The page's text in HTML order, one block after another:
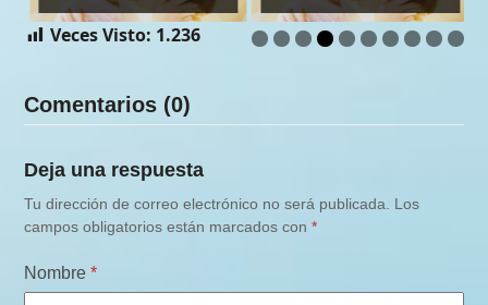
Veces Visto: 1.236
Comentarios (0)
Deja una respuesta
Tu dirección de correo electrónico no será publicada. Los
campos obligatorios están marcados con*
Nombre*